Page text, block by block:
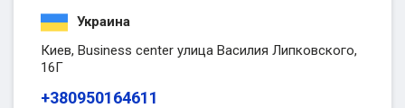
Украина
Киев, Business center улица Василия Липковского,
16Г
+380950164611